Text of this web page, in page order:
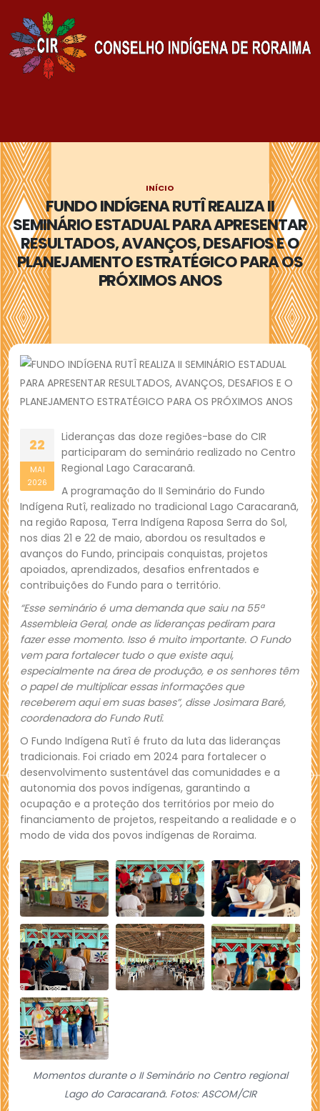
FUNDO INDÍGENA RUTÎ REALIZA II
SEMINÁRIO ESTADUAL PARA APRESENTAR
RESULTADOS, AVANÇOS, DESAFIOS E O
PLANEJAMENTO ESTRATÉGICO PARA OS
PRÓXIMOS ANOS
INÍCIO
22
MAI
2026
Lideranças das doze regiões-base do CIR
participaram do seminário realizado no Centro
Regional Lago Caracaranã.
A programação do II Seminário do Fundo
Indígena Rutî, realizado no tradicional Lago Caracaranã,
na região Raposa, Terra Indígena Raposa Serra do Sol,
nos dias 21 e 22 de maio, abordou os resultados e
avanços do Fundo, principais conquistas, projetos
apoiados, aprendizados, desafios enfrentados e
contribuições do Fundo para o território.
“Esse seminário é uma demanda que saiu na 55ª
Assembleia Geral, onde as lideranças pediram para
fazer esse momento. Isso é muito importante. O Fundo
vem para fortalecer tudo o que existe aqui,
especialmente na área de produção, e os senhores têm
o papel de multiplicar essas informações que
receberem aqui em suas bases”, disse Josimara Baré,
coordenadora do Fundo Rutî.
O Fundo Indígena Rutî é fruto da luta das lideranças
tradicionais. Foi criado em 2024 para fortalecer o
desenvolvimento sustentável das comunidades e a
autonomia dos povos indígenas, garantindo a
ocupação e a proteção dos territórios por meio do
financiamento de projetos, respeitando a realidade e o
modo de vida dos povos indígenas de Roraima.
Momentos durante o II Seminário no Centro regional
Lago do Caracaranã. Fotos: ASCOM/CIR